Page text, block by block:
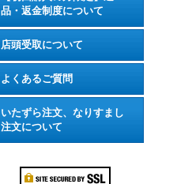
品・返金制度について
店頭受取について
よくあるご質問
いたずら注文、なりすまし
注文について